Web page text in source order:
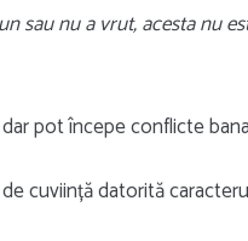
sau nu a vrut, acesta nu
pot începe conflicte
cuviință datorită